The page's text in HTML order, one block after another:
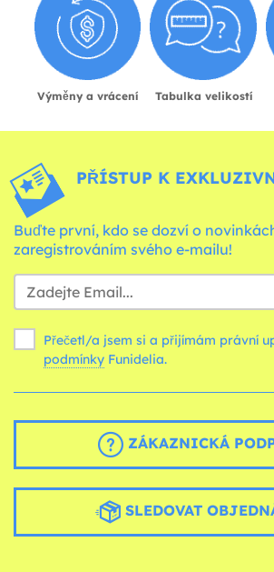
Výměny a vrácení Tabulka velikostí
PŘÍSTUP K
Buďte první, kdo se dozví o
zaregistrováním svého e-mailu!
Přečetl/a jsem si a přijímám právní
podmínky Funidelia.
ZÁKAZNICKÁ
SLEDOVAT